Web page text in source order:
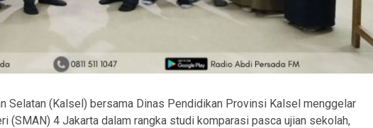
Selatan (Kalsel) bersama Dinas Pendidikan Provinsi Kalsel menggelar
(SMAN) 4 Jakarta dalam rangka studi komparasi pasca ujian sekolah,